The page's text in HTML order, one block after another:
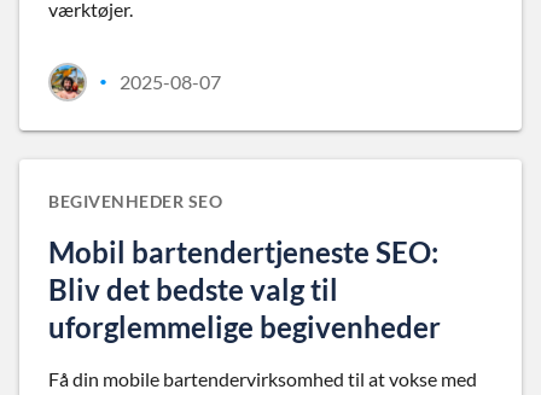
værktøjer.
• 2025-08-07
BEGIVENHEDER SEO
Mobil bartendertjeneste SEO:
Bliv det bedste valg til
uforglemmelige begivenheder
Få din mobile bartendervirksomhed til at vokse med